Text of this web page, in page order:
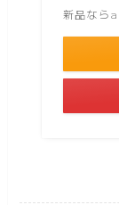
新品なら